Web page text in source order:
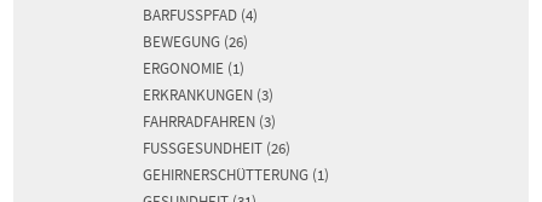
BARFUSSPFAD
(4)
BEWEGUNG (26)
ERGONOMIE (1)
ERKRANKUNGEN (3)
FAHRRADFAHREN (3)
FUSSGESUNDHEIT
(26)
GEHIRNERSCHÜTTERUNG (1)